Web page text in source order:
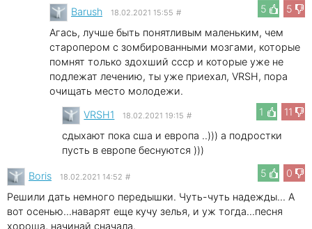
5
5
Barush 18.02.2021 15:55 #
Агась, лучше быть понятливым маленьким, чем
старопером с зомбированными мозгами, которые
помнят только здохший ссср и которые уже не
подлежат лечению, ты уже приехал, VRSH, пора
очищать место молодежи.
1
11
VRSH1 18.02.2021 19:15 #
сдыхают пока сша и европа ..))) а подростки
пусть в европе беснуются )))
5
0
Boris 18.02.2021 14:52 #
Решили дать немного передышки. Чуть-чуть надежды... А
вот осенью...наварят еще кучу зелья, и уж тогда...песня
хороша, начинай сначала.